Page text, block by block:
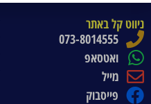
ניווט קל באתר
073-8014555
ואטסאפ
מייל
פייסבוק